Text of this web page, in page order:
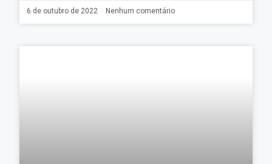
6 de outubro de 2022 Nenhum comentário